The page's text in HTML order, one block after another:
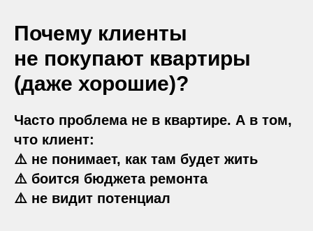
Почему клиенты
не покупают квартиры
(даже хорошие)?
Часто проблема не в квартире. А в том,
что клиент:
⚠️ не понимает, как там будет жить
⚠️ боится бюджета ремонта
⚠️ не видит потенциал